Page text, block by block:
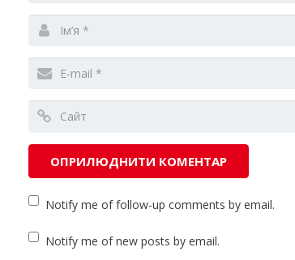
Notify me of follow-up comments by email.
Notify me of new posts by email.